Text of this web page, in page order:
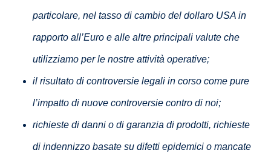
particolare, nel tasso di cambio del dollaro USA in
rapporto all’Euro e alle altre principali valute che
utilizziamo per le nostre attività operative;
il risultato di controversie legali in corso come pure
l’impatto di nuove controversie contro di noi;
richieste di danni o di garanzia di prodotti, richieste
di indennizzo basate su difetti epidemici o mancate